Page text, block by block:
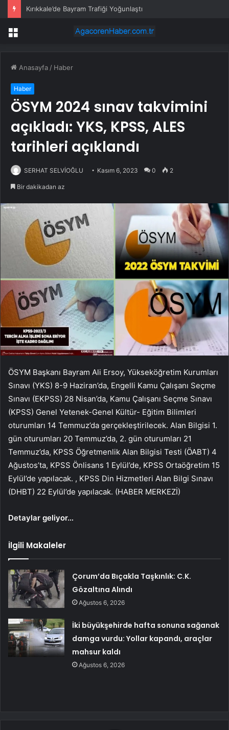
Kırıkkale’de Bayram Trafiği Yoğunlaştı
Menü
Anasayfa / Haber
Haber
ÖSYM 2024 sınav takvimini
açıkladı: YKS, KPSS, ALES
tarihleri ​​açıklandı
SERHAT SELVİOĞLU Kasım 6, 2023 0 2
Bir dakikadan az
ÖSYM Başkanı Bayram Ali Ersoy, Yükseköğretim Kurumları
Sınavı (YKS) 8-9 Haziran’da, Engelli Kamu Çalışanı Seçme
Sınavı (EKPSS) 28 Nisan’da, Kamu Çalışanı Seçme Sınavı
(KPSS) Genel Yetenek-Genel Kültür- Eğitim Bilimleri
oturumları 14 Temmuz’da gerçekleştirilecek. Alan Bilgisi 1.
gün oturumları 20 Temmuz’da, 2. gün oturumları 21
Temmuz’da, KPSS Öğretmenlik Alan Bilgisi Testi (ÖABT) 4
Ağustos’ta, KPSS Önlisans 1 Eylül’de, KPSS Ortaöğretim 15
Eylül’de yapılacak. , KPSS Din Hizmetleri Alan Bilgi Sınavı
(DHBT) 22 Eylül’de yapılacak. (HABER MERKEZİ)
Detaylar geliyor…
İlgili Makaleler
Çorum’da Bıçakla Taşkınlık: C.K.
Gözaltına Alındı
Ağustos 6, 2026
İki büyükşehirde hafta sonuna sağanak
damga vurdu: Yollar kapandı, araçlar
mahsur kaldı
Ağustos 6, 2026